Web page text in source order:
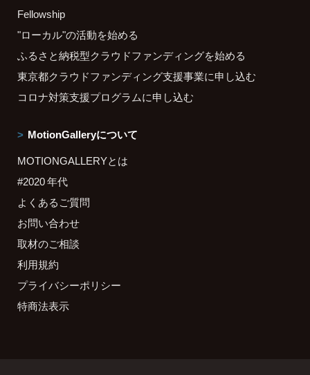
Fellowship
"ローカル"の活動を始める
ふるさと納税型クラウドファンディングを始める
東京都クラウドファンディング支援事業に申し込む
コロナ対策支援プログラムに申し込む
MotionGalleryについて
MOTIONGALLERYとは
#2020 年代
よくあるご質問
お問い合わせ
取材のご相談
利用規約
プライバシーポリシー
特商法表示